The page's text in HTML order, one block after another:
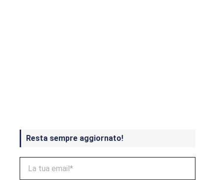
Resta sempre aggiornato!